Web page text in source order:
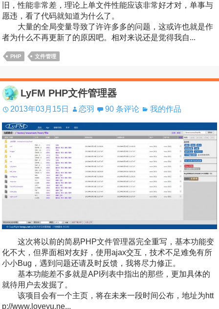
旧，性能非常差，理论上单文件性能应该非常好才对，单事与
愿违，看了代码就知道为什么了。
大量的全局变量导致了许许多多的问题，这或许也就是作
者为什么不再更新了的原因吧。相对来说还是觉得我自...
PHP 文件管理
LyFM PHP文件管理器
2013年03月15日 恋羽 90 条评论 我的作品
这次将以前的简易PHP文件管理器完全重写，基本功能变
化不大，但界面相对友好，使用ajax交互，技术不足难免有所
小小Bug，遇到问题还请及时反馈，我将尽力修正。
基本功能差不多就是API列表中指出的那些，更加具体的
就待用户去发掘了。
该项目会有一个主页，将在未来一段时间公布，地址为htt
p://www.loveyu.ne...